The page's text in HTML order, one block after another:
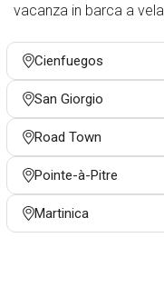
vacanza in barca a vela.
Cienfuegos
San Giorgio
Road Town
Pointe-à-Pitre
Martinica